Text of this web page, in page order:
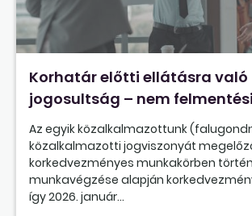
Korhatár előtti ellátásra való
jogosultság – nem
Az egyik közalkalmazottunk
közalkalmazotti jogviszonyát
korkedvezményes munkakörben
munkavégzése alapján
így 2026. január...